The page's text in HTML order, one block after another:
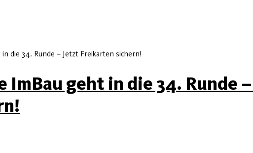
die 34. Runde – Jetzt Freikarten sichern!
ImBau geht in die 34. Runde